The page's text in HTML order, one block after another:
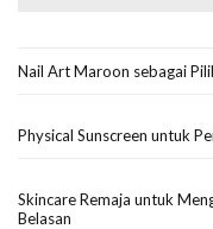
Nail Art Maroon sebagai
Physical Sunscreen untuk
Skincare Remaja untuk
Belasan